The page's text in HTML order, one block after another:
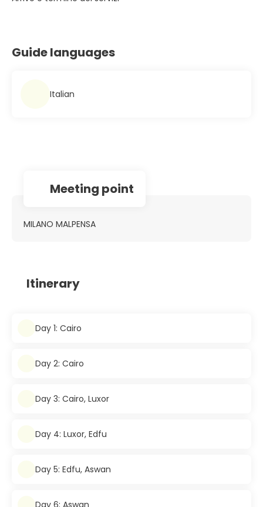
Guide languages
Italian
Meeting point
MILANO MALPENSA
Itinerary
Day 1: Cairo
Day 2: Cairo
Day 3: Cairo, Luxor
Day 4: Luxor, Edfu
Day 5: Edfu, Aswan
Day 6: Aswan